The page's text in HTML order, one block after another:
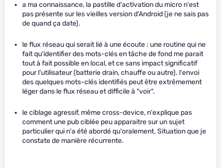
a ma connaissance, la pastille d'activation du micro n'est
pas présente sur les vieilles version d'Android (je ne sais pas
de quand ça date).
le flux réseau qui serait lié à une écoute : une routine qui ne
fait qu'identifier des mots-clés en tâche de fond me parait
tout à fait possible en local, et ce sans impact significatif
pour l'utilisateur (batterie drain, chauffe ou autre). l'envoi
des quelques mots-clés identifiés peut être extrêmement
léger dans le flux réseau et difficile à "voir".
le ciblage agressif, même cross-device, n'explique pas
comment une pub ciblée peu apparaitre sur un sujet
particulier qui n'a été abordé qu'oralement. Situation que je
constate de manière récurrente.